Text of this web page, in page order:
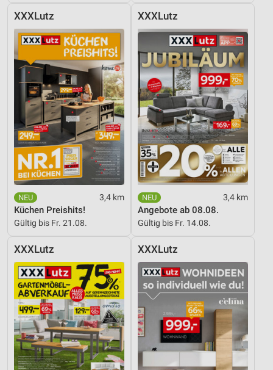
XXXLutz
3,4 km
Küchen Preishits!
Gültig bis Fr. 21.08.
XXXLutz
3,4 km
Angebote ab 08.08.
Gültig bis Fr. 14.08.
XXXLutz XXXLutz